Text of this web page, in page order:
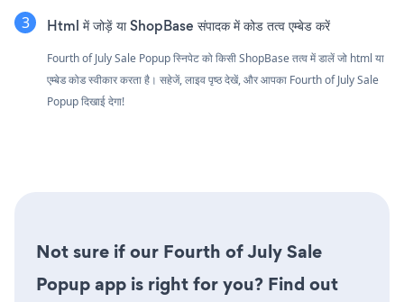
Html में जोड़ें या ShopBase संपादक में कोड तत्व एम्बेड करें
Fourth of July Sale Popup स्निपेट को किसी ShopBase तत्व में डालें जो html या
एम्बेड कोड स्वीकार करता है। सहेजें, लाइव पृष्ठ देखें, और आपका Fourth of July Sale
Popup दिखाई देगा!
Not sure if our Fourth of July Sale
Popup app is right for you? Find out